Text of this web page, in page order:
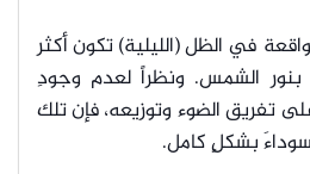
في الظل (الليلية) تكون أكثر
الشمس. ونظراً لعدم وجودِ
تفريق الضوء وتوزيعه، فإن تلك
بشكلٍ كامل.